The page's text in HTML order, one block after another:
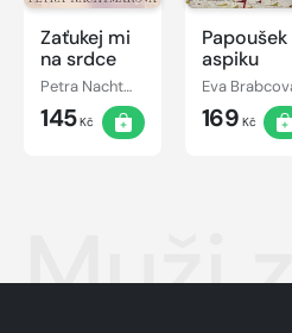
Zaťukej mi
na srdce
Petra Nachtmanová
145Kč
Papoušek
aspiku
Eva
169 Kč
Muži